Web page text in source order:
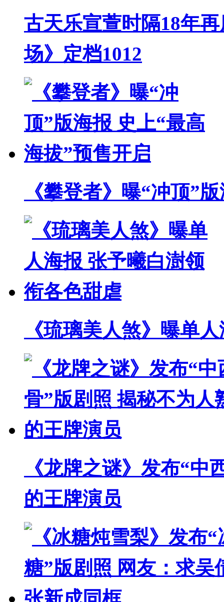
古天乐宣萱时隔18年
场》定档1012
《攀登者》曝“冲顶”
《琉璃美人煞》曝单
《龙牌之谜》发布“
的王牌演员